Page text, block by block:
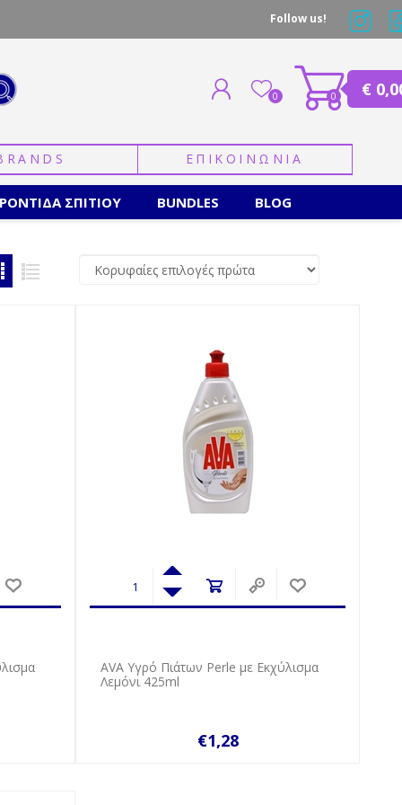
Follow us!
ΣΥΝΔΕΣΗ
0 €
0
ΕΠΙΚΟΙΝΩΝΙΑ
ΣΠΙΤΙΟΥ BUNDLES BLOG
AVA Υγρό Πιάτων Perle με Εκχύλισμα
Λεμόνι 425ml
€1,28